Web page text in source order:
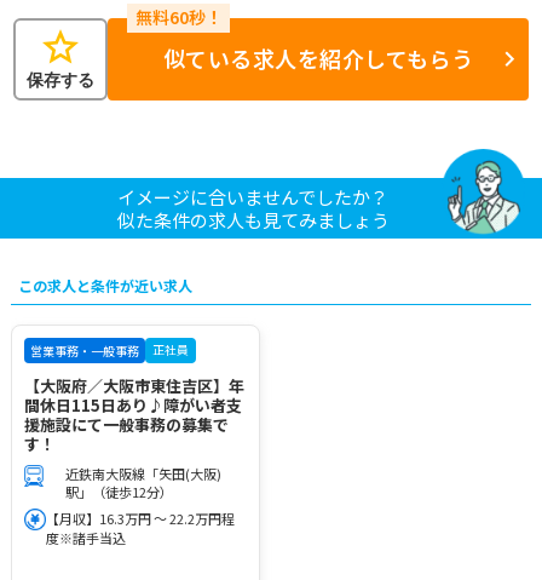
star
保存する
似ている求人を紹介してもらう
イメージに合いませんでしたか？
似た条件の求人も見てみましょう
この求人と条件が近い求人
営業事務・一般事務 正社員
【大阪府／大阪市東住吉区】年
間休日115日あり♪障がい者支
援施設にて一般事務の募集で
す！
近鉄南大阪線「矢田(大阪)
駅」（徒歩12分）
【月収】16.3万円 ～ 22.2万円程
度※諸手当込